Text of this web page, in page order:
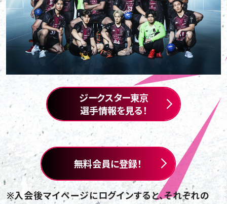
ジークスター東京
選手情報を見る！
無料会員に登録！
※入会後マイページにログインすると、それぞれの